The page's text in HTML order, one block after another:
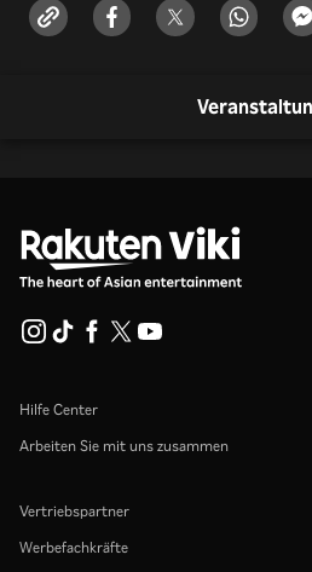
Hilfe Center
Arbeiten Sie mit uns zusammen
Vertriebspartner
Werbefachkräfte